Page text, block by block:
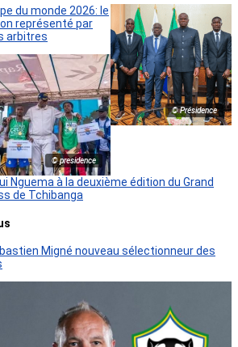
© Présidence
du monde 2026: le
représenté par
arbitres
© presidence
Nguema à la deuxième édition du Grand
de Tchibanga
Migné nouveau sélectionneur des